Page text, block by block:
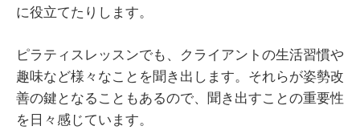
に役立てたりします。
ピラティスレッスンでも、クライアントの生活習慣や
趣味など様々なことを聞き出します。それらが姿勢改
善の鍵となることもあるので、聞き出すことの重要性
を日々感じています。